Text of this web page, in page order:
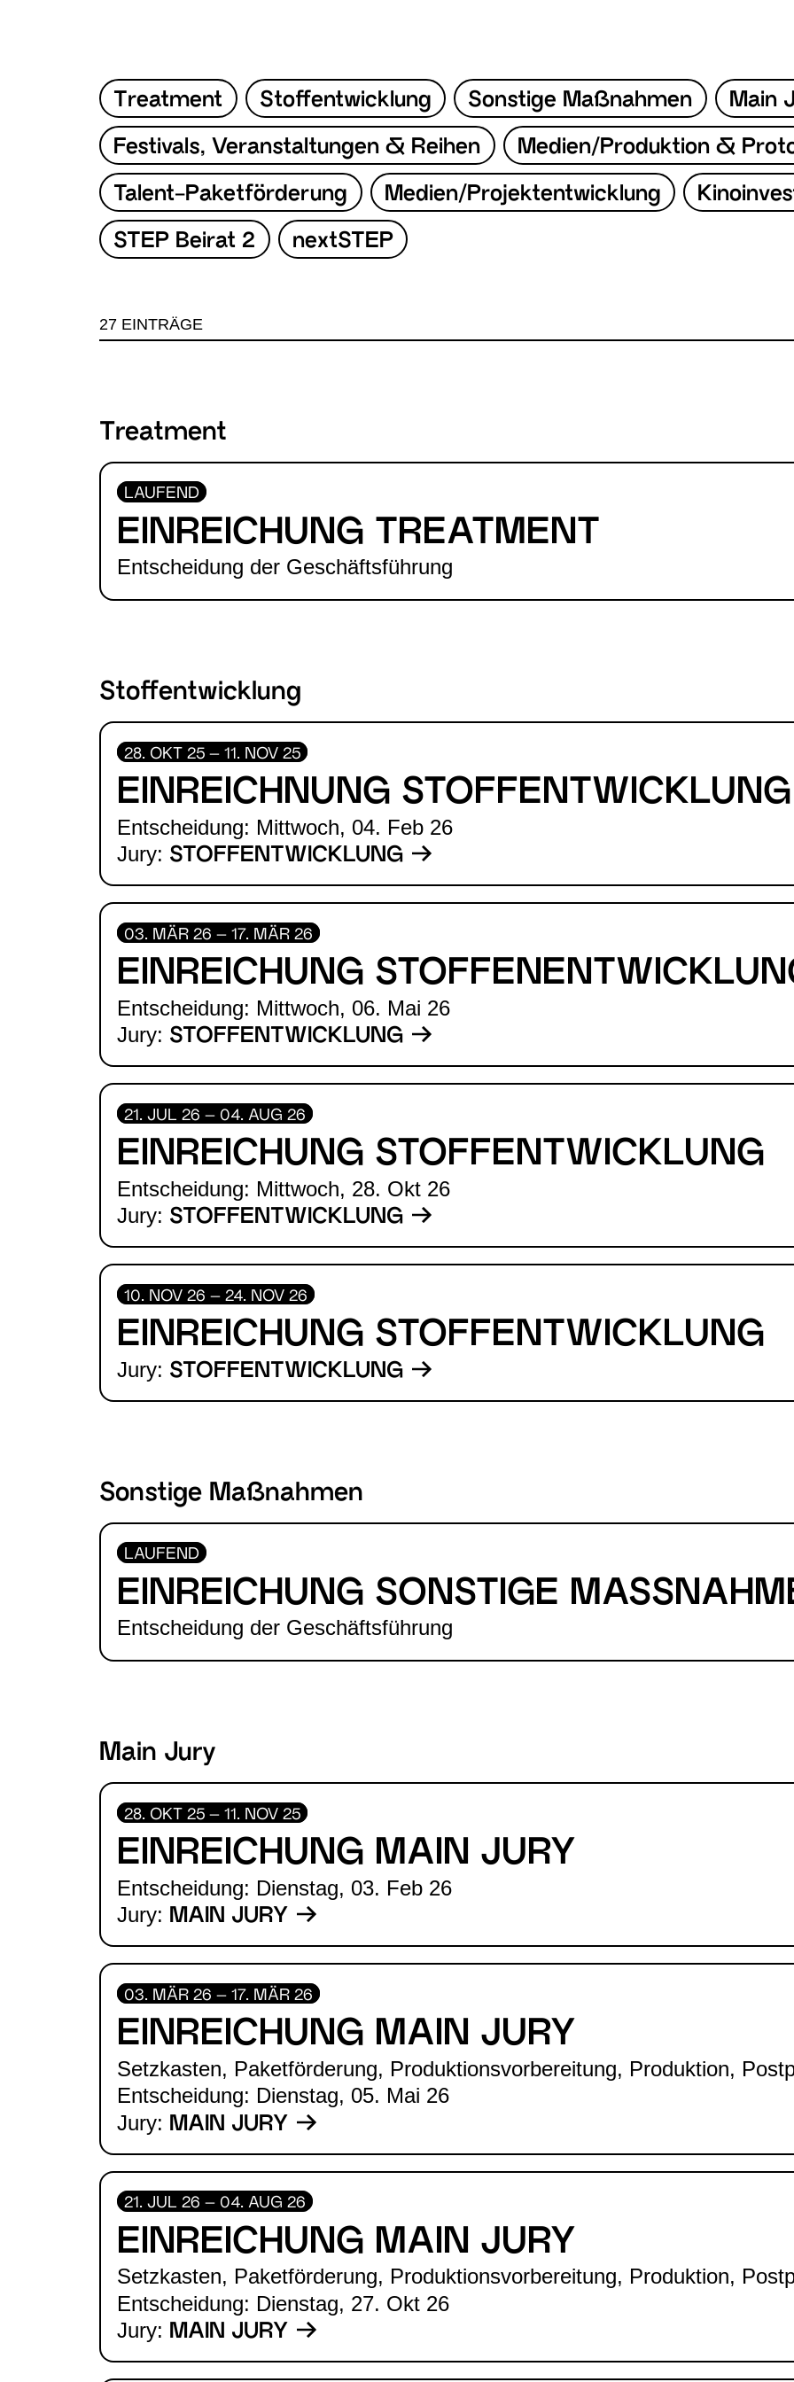
Treatment Stoffentwicklung Sonstige Maßnahmen Main
Festivals, Veranstaltungen & Reihen Medien/Produktion &
Talent-Paketförderung Medien/Projektentwicklung
STEP Beirat 2 nextSTEP
27 EINTRÄGE
Treatment
LAUFEND
EINREICHUNG TREATMENT
Entscheidung der Geschäftsführung
Stoffentwicklung
28. OKT 25 – 11. NOV 25
EINREICHNUNG STOFFENTWICKLUNG
Entscheidung: Mittwoch, 04. Feb 26
Jury: STOFFENTWICKLUNG
03. MÄR 26 – 17. MÄR 26
EINREICHUNG
Entscheidung: Mittwoch, 06. Mai 26
Jury: STOFFENTWICKLUNG
21. JUL 26 – 04. AUG 26
EINREICHUNG STOFFENTWICKLUNG
Entscheidung: Mittwoch, 28. Okt 26
Jury: STOFFENTWICKLUNG
10. NOV 26 – 24. NOV 26
EINREICHUNG STOFFENTWICKLUNG
Jury: STOFFENTWICKLUNG
Sonstige Maßnahmen
LAUFEND
EINREICHUNG SONSTIGE
Entscheidung der Geschäftsführung
Main Jury
28. OKT 25 – 11. NOV 25
EINREICHUNG MAIN JURY
Entscheidung: Dienstag, 03. Feb 26
Jury: MAIN JURY
03. MÄR 26 – 17. MÄR 26
EINREICHUNG MAIN JURY
Setzkasten, Paketförderung, Produktionsvorbereitung, Produktion,
Entscheidung: Dienstag, 05. Mai 26
Jury: MAIN JURY
21. JUL 26 – 04. AUG 26
EINREICHUNG MAIN JURY
Setzkasten, Paketförderung, Produktionsvorbereitung, Produktion,
Entscheidung: Dienstag, 27. Okt 26
Jury: MAIN JURY